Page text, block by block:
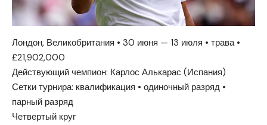
Лондон, Великобритания • 30 июня — 13 июля • трава •
£21,902,000
Действующий чемпион: Карлос Алькарас (Испания)
Сетки турнира: квалификация • одиночный разряд •
парный разряд
Четвертый круг